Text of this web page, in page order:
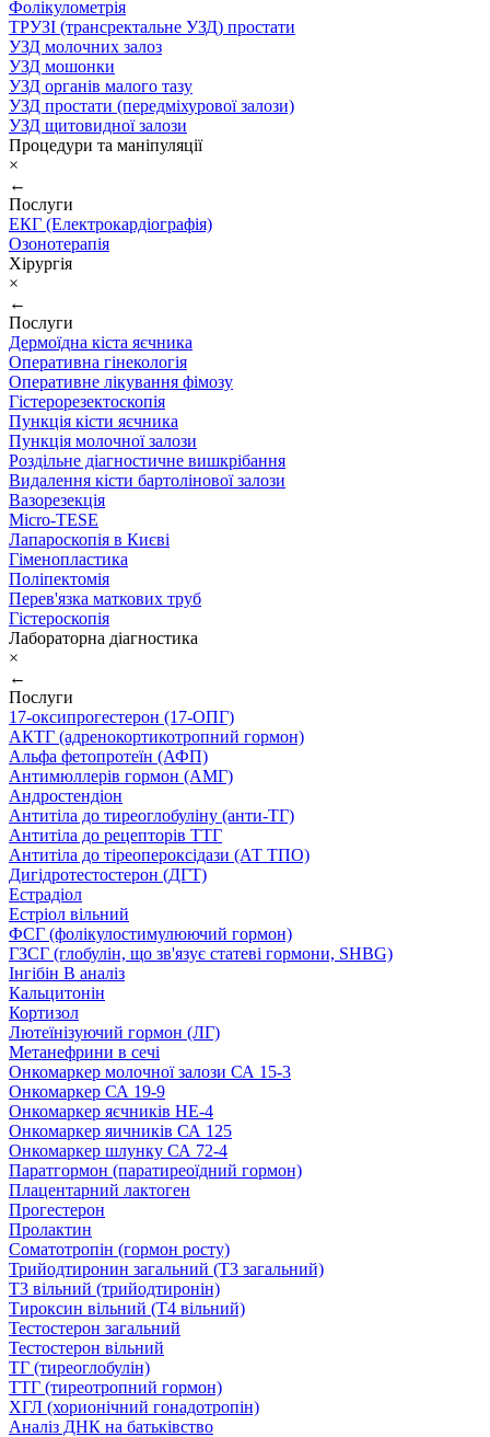
Фолікулометрія
ТРУЗІ (трансректальне УЗД) простати
УЗД молочних залоз
УЗД мошонки
УЗД органів малого тазу
УЗД простати (передміхурової залози)
УЗД щитовидної залози
Процедури та маніпуляції
×
←
Послуги
ЕКГ (Електрокардіографія)
Озонотерапія
Хірургія
×
←
Послуги
Дермоїдна кіста яєчника
Оперативна гінекологія
Оперативне лікування фімозу
Гістерорезектоскопія
Пункція кісти яєчника
Пункція молочної залози
Роздільне діагностичне вишкрібання
Видалення кісти бартолінової залози
Вазорезекція
Micro-TESE
Лапароскопія в Києві
Гіменопластика
Поліпектомія
Перев'язка маткових труб
Гістероскопія
Лабораторна діагностика
×
←
Послуги
17-оксипрогестерон (17-ОПГ)
АКТГ (адренокортикотропний гормон)
Альфа фетопротеїн (АФП)
Антимюллерів гормон (АМГ)
Андростендіон
Антитіла до тиреоглобуліну (анти-ТГ)
Антитіла до рецепторів ТТГ
Антитіла до тіреопероксідази (АТ ТПО)
Дигідротестостерон (ДГТ)
Естрадіол
Естріол вільний
ФСГ (фолікулостимулюючий гормон)
ГЗСГ (глобулін, що зв'язує статеві гормони, SHBG)
Інгібін B аналіз
Кальцитонін
Кортизол
Лютеїнізуючий гормон (ЛГ)
Метанефрини в сечі
Онкомаркер молочної залози СА 15-3
Онкомаркер СА 19-9
Онкомаркер яєчників НЕ-4
Онкомаркер яичників СА 125
Онкомаркер шлунку СА 72-4
Паратгормон (паратиреоїдний гормон)
Плацентарний лактоген
Прогестерон
Пролактин
Соматотропін (гормон росту)
Трийодтиронин загальний (Т3 загальний)
Т3 вільний (трийодтиронін)
Тироксин вільний (Т4 вільний)
Тестостерон загальний
Тестостерон вільний
ТГ (тиреоглобулін)
ТТГ (тиреотропний гормон)
ХГЛ (хорионічний гонадотропін)
Аналіз ДНК на батьківство